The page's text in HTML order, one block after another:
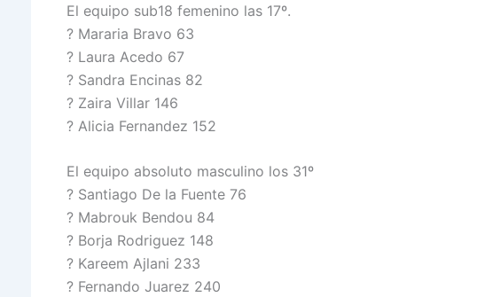
El equipo sub18 femenino las 17º.
? Mararia Bravo 63
? Laura Acedo 67
? Sandra Encinas 82
? Zaira Villar 146
? Alicia Fernandez 152
El equipo absoluto masculino los 31º
? Santiago De la Fuente 76
? Mabrouk Bendou 84
? Borja Rodriguez 148
? Kareem Ajlani 233
? Fernando Juarez 240